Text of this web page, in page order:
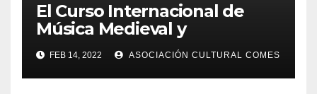
El Curso Internacional de
Música Medieval y
Renacentista presenta su XI
edición
FEB 14, 2022 ASOCIACIÓN CULTURAL COMES